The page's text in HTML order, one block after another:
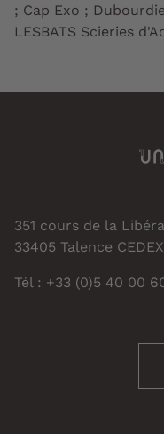
; Cap Exo ;
LESBATS Scieries
351 cours de la
33405 Talence CEDEX
Tél : +33 (0)5 40 00